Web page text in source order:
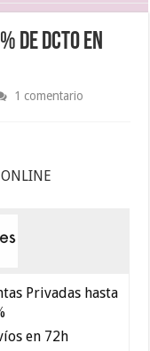
de dcto en
1 comentario
Privadas hasta
en 72h